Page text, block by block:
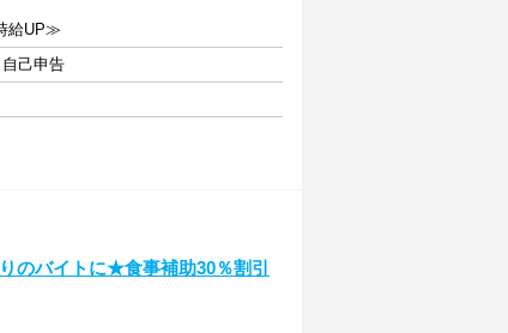
給UP≫
己申告
のバイトに★食事補助30％割引